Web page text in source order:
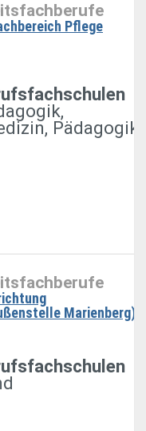
Pflege
Pädagogik
Marienberg)